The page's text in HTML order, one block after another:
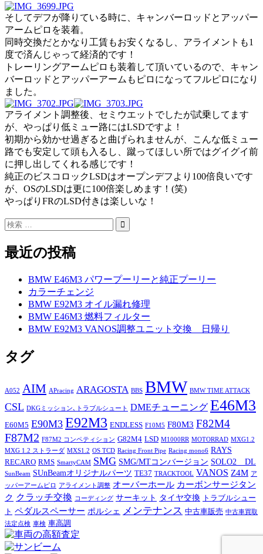
そしてデフが降りている時に、キャンバーロッドとアッパー
アームピロを装着。
同時交換だとかなり工賃もお安くなるし、アライメントも1
度で済んじゃって経済的です！
トレーリングアームピロも装着して頂いているので、キャン
バーロッドとアッパーアームもピロになってフルピロになり
ました。
アライメント調整後、セミウエットでしたが試乗してます
が、やっぱり低ミュー路にはLSDですよ！
初期から効かせ過ぎると曲げられませんが、こんな低ミュー
路でも安定して頭も入るし、蹴ってほしい所ではグイグイ前
に押し出してくれる感じです！
純正のビスコロックLSDはオープンデフより100倍良いです
が、OSのLSDは更に100倍楽しめます！(笑)
やっぱりFRのLSD付きは楽しいな！
最近の投稿
BMW E46M3 パワープーリーと純正プーリー
カラーチェンジ
BMW E92M3 オイル漏れ修理
BMW E46M3 燃料フィルター
BMW E92M3 VANOS調整ユニット交換 日帰り
タグ
A052 AIM APracing ARAGOSTA BBS BMW BMW TIME ATTACK
CSL DKGミッション､トラブルシュート DMEチューニング E46M3
E60M5 E90M3 E92M3 ENDLESS F10M5 F80M3 F82M4
F87M2 F87M2 コンペティション G82M4 LSD M1000RR MOTORRAD MXG1.2
MXG 1.2 ストラーダ MXS1.2 OS TCD Racing Front Pipe Racing mono6 RAYS
RECARO RMS SmartyCAM SMG SMG/MTコンバージョン SOLO2 DL
SunBeam SUnBeamオリジナルパーツ TE37 TRACKTOOL VANOS Z4M ア
ッパーアームピロ
アライメント調整 オーバーホール カーボンサージタン
ク クラッチ交換 コーディング サーキット タイヤ交換
トラブルシュー
ト ペダルスペーサー ポルシェ メンテナンス 中古車販売 中古車買取
法定点検 車検 車高調